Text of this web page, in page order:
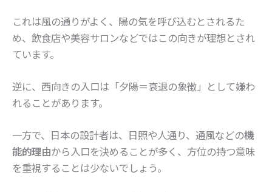
これは風の通りがよく、陽の気を呼び込むとされるた
め、飲食店や美容サロンなどではこの向きが理想とされ
ています。
逆に、西向きの入口は「夕陽＝衰退の象徴」として嫌わ
れることがあります。
一方で、日本の設計者は、日照や人通り、通風などの機
能的理由から入口を決めることが多く、方位の持つ意味
を重視することは少ないでしょう。